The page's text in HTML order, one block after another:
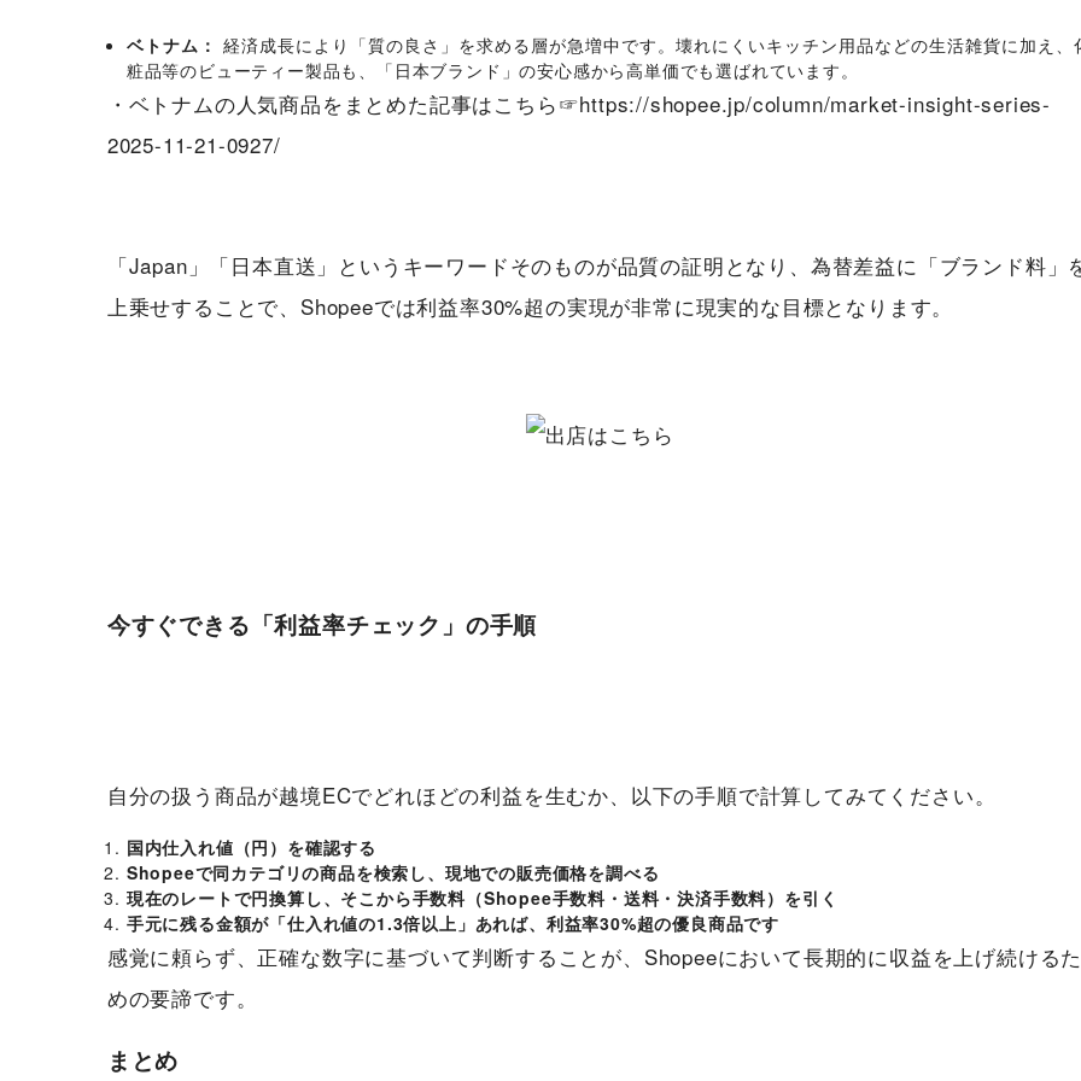
ベトナム： 経済成長により「質の良さ」を求める層が急増中です。壊れにくいキッチン用品などの生活雑貨に加え、
粧品等のビューティー製品も、「日本ブランド」の安心感から高単価でも選ばれています。
・ベトナムの人気商品をまとめた記事はこちら☞https://shopee.jp/column/market-insight-series-
2025-11-21-0927/
「Japan」「日本直送」というキーワードそのものが品質の証明となり、為替差益に「ブランド料」
上乗せすることで、Shopeeでは利益率30%超の実現が非常に現実的な目標となります。
今すぐできる「利益率チェック」の手順
自分の扱う商品が越境ECでどれほどの利益を生むか、以下の手順で計算してみてください。
国内仕入れ値（円）を確認する
Shopeeで同カテゴリの商品を検索し、現地での販売価格を調べる
現在のレートで円換算し、そこから手数料（Shopee手数料・送料・決済手数料）を引く
手元に残る金額が「仕入れ値の1.3倍以上」あれば、利益率30%超の優良商品です
感覚に頼らず、正確な数字に基づいて判断することが、Shopeeにおいて長期的に収益を上げ続ける
めの要諦です。
まとめ